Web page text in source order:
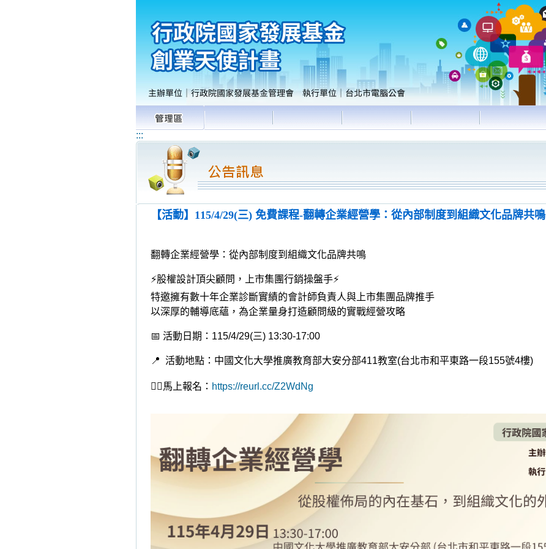
:::
【活動】115/4/29(三) 免費課程-翻轉企業經營學：從內部制度到組織文化品牌共鳴
翻轉企業經營學：從內部制度到組織文化品牌共鳴
⚡股權設計頂尖顧問，上市集團行銷操盤手⚡
特邀擁有數十年企業診斷實績的會計師負責人與上市集團品牌推手
以深厚的輔導底蘊，為企業量身打造顧問級的實戰經營攻略
📅 活動日期： 115/4/29(三) 13:30-17:00
📍 活動地點：中國文化大學推廣教育部大安分部411教室(台北市和平東路一段155號4樓)
👉🏻 馬上報名： https://reurl.cc/Z2WdNg